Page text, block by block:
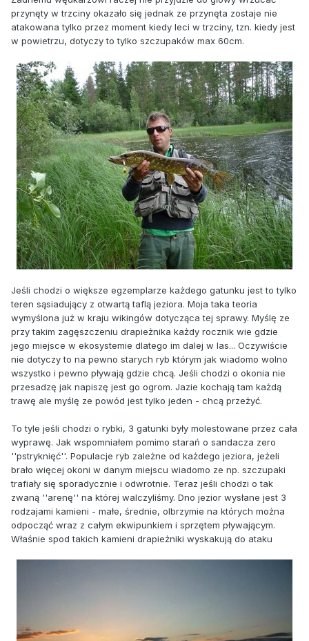
przynęty w trzciny okazało się jednak ze przynęta zostaje nie
atakowana tylko przez moment kiedy leci w trzciny, tzn. kiedy jest
w powietrzu, dotyczy to tylko szczupaków max 60cm.
Jeśli chodzi o większe egzemplarze każdego gatunku jest to tylko
teren sąsiadujący z otwartą taflą jeziora. Moja taka teoria
wymyślona już w kraju wikingów dotycząca tej sprawy. Myślę ze
przy takim zagęszczeniu drapieżnika każdy rocznik wie gdzie
jego miejsce w ekosystemie dlatego im dalej w las... Oczywiście
nie dotyczy to na pewno starych ryb którym jak wiadomo wolno
wszystko i pewno pływają gdzie chcą. Jeśli chodzi o okonia nie
przesadzę jak napiszę jest go ogrom. Jazie kochają tam każdą
trawę ale myślę ze powód jest tylko jeden - chcą przeżyć.
To tyle jeśli chodzi o rybki, 3 gatunki były molestowane przez cała
wyprawę. Jak wspomniałem pomimo starań o sandacza zero
''pstryknięć''. Populacje ryb zależne od każdego jeziora, jeżeli
brało więcej okoni w danym miejscu wiadomo ze np. szczupaki
trafiały się sporadycznie i odwrotnie. Teraz jeśli chodzi o tak
zwaną ''arenę'' na której walczyliśmy. Dno jezior wysłane jest 3
rodzajami kamieni - małe, średnie, olbrzymie na których można
odpocząć wraz z całym ekwipunkiem i sprzętem pływającym.
Właśnie spod takich kamieni drapieżniki wyskakują do ataku